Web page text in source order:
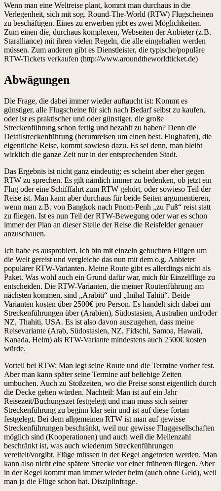
Wenn man eine Weltreise plant, kommt man durchaus in die
Verlegenheit, sich mit sog. Round-The-World (RTW) Flugscheinen
zu beschäftigen. Eines zu erwerben gibt es zwei Möglichkeiten.
Zum einen die, durchaus komplexen, Webseiten der Anbieter (z.B.
Staralliance) mit ihren vielen Regeln, die alle eingehalten werden
müssen. Zum anderen gibt es Dienstleister, die typische/populäre
RTW-Tickets verkaufen (http://www.aroundtheworldticket.de)
Abwägungen
Die Frage, die dabei immer wieder auftaucht ist: Kommt es
günstiger, alle Flugscheine für sich nach Bedarf selbst zu kaufen,
oder ist es praktischer und oder günstiger, die große
Streckenführung schon fertig und bezahlt zu haben? Denn die
Detailstreckenführung (herumreisen um einen best. Flughafen), die
eigentliche Reise, kommt sowieso dazu. Es sei denn, man bleibt
wirklich die ganze Zeit nur in der entsprechenden Stadt.
Das Ergebnis ist nicht ganz eindeutig; es scheint aber eher gegen
RTW zu sprechen. Es gilt nämlich immer zu bedenken, ob jetzt ein
Flug oder eine Schifffahrt zum RTW gehört, oder sowieso Teil der
Reise ist. Man kann aber durchaus für beide Seiten argumentieren,
wenn man z.B. von Bangkok nach Pnom-Penh „zu Fuß“ reist statt
zu fliegen. Ist es nun Teil der RTW-Bewegung oder war es schon
immer der Plan an dieser Stelle der Reise die Reisfelder genauer
anzuschauen.
Ich habe es ausprobiert. Ich bin mit einzeln gebuchten Flügen um
die Welt gereist und vergleiche das nun mit dem o.g. Anbieter
populärer RTW-Varianten. Meine Route gibt es allerdings nicht als
Paket. Was wohl auch ein Grund dafür war, mich für Einzelflüge zu
entscheiden. Die RTW-Varianten, die meiner Routenführung am
nächsten kommen, sind „Arabiti“ und „Inihal Tahiti“. Beide
Varianten kosten über 2500€ pro Person. Es handelt sich dabei um
Streckenführungen über (Arabien), Südostasien, Australien und/oder
NZ, Thahiti, USA. Es ist also davon auszugehen, dass meine
Reisevariante (Arab, Südostasien, NZ, Fidschi, Samoa, Hawaii,
Kanada, Heim) als RTW-Variante mindestens auch 2500€ kosten
würde.
Vorteil bei RTW: Man legt seine Route und die Termine vorher fest.
Aber man kann später seine Termine auf beliebige Zeiten
umbuchen. Auch zu Stoßzeiten, wo die Preise sonst eigentlich durch
die Decke gehen würden. Nachteil: Man ist auf ein Jahr
Reisezeit/Buchungszet festgelegt und man muss sich seiner
Streckenführung zu beginn klar sein und ist auf diese fortan
festgelegt. Bei dem allgemeinen RTW ist man auf gewisse
Streckenführungen beschränkt, weil nur gewisse Fluggesellschaften
möglich sind (Kooperationen) und auch weil die Meilenzahl
beschränkt ist, was auch wiederum Streckenführungen
vereitelt/vorgibt. Flüge müssen in der Regel angetreten werden. Man
kann also nicht eine spätere Strecke vor einer früheren fliegen. Aber
in der Regel kommt man immer wieder heim (auch ohne Geld), weil
man ja die Flüge schon hat. Disziplinfrage.